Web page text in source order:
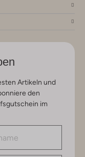
Artikeln und
den
im